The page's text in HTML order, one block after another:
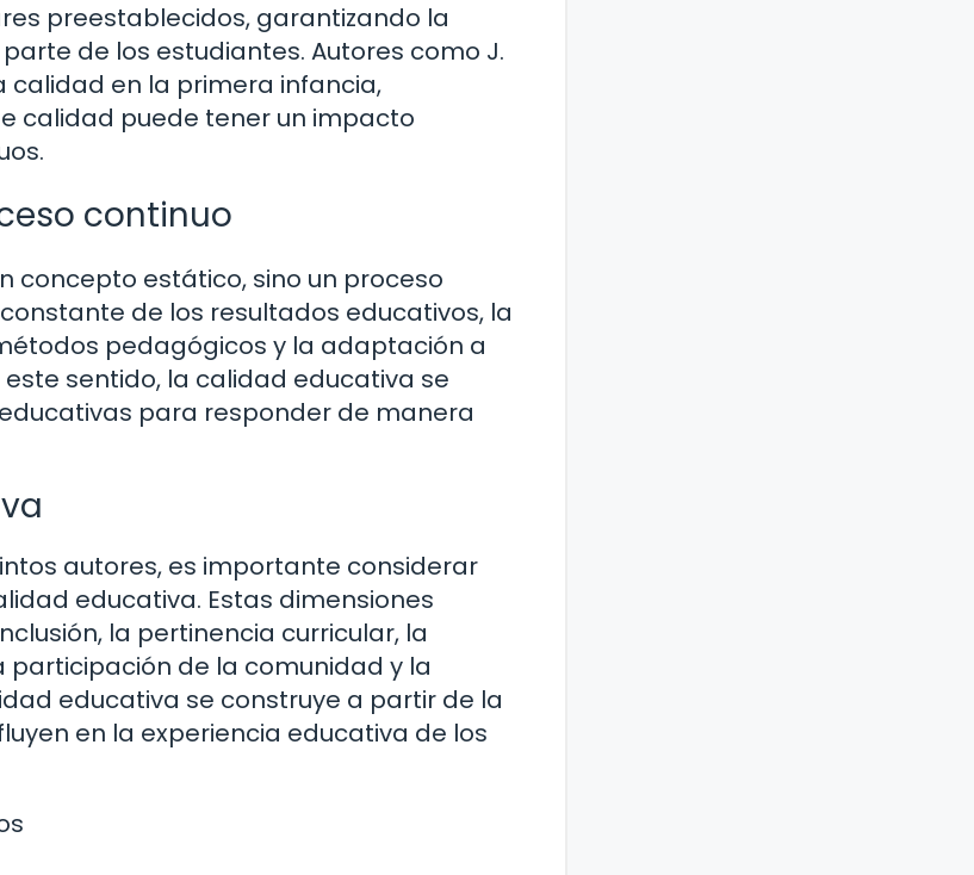
preestablecidos, garantizando la
de los estudiantes. Autores como J.
en la primera infancia,
calidad puede tener un impacto
continuo
concepto estático, sino un proceso
de los resultados educativos, la
pedagógicos y la adaptación a
sentido, la calidad educativa se
para responder de manera
autores, es importante considerar
educativa. Estas dimensiones
la pertinencia curricular, la
de la comunidad y la
educativa se construye a partir de la
en la experiencia educativa de los